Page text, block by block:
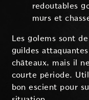
redoutables
murs et
Les golems sont
guildes
châteaux, mais il
courte période.
bon escient pour